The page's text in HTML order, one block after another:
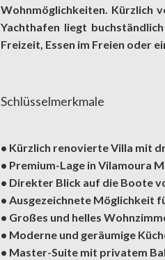
Wohnmöglichkeiten. Kürzlich
Yachthafen liegt
Freizeit, Essen im Freien oder
Schlüsselmerkmale
• Kürzlich renovierte Villa mit
• Premium-Lage in Vilamoura
• Direkter Blick auf die Boote
• Ausgezeichnete Möglichkeit
• Großes und helles
• Moderne und geräumige
• Master-Suite mit privatem